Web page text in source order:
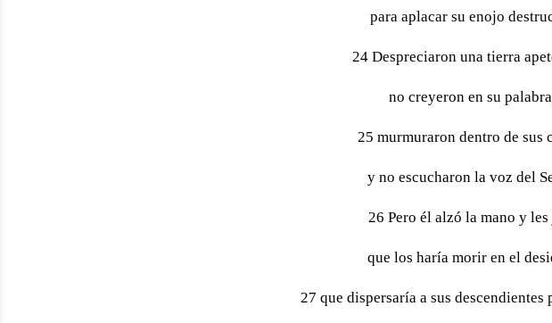
para aplacar su enojo
24 Despreciaron una tierra
no creyeron en su
25 murmuraron dentro de sus
y no escucharon la voz del
26 Pero él alzó la mano y
que los haría morir en el
27 que dispersaría a sus descendientes